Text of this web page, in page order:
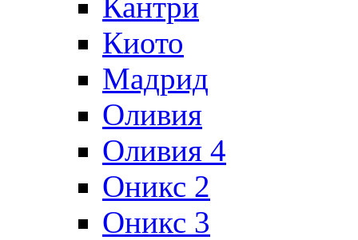
Киото
Мадрид
Оливия
Оливия 4
Оникс 2
Оникс 3